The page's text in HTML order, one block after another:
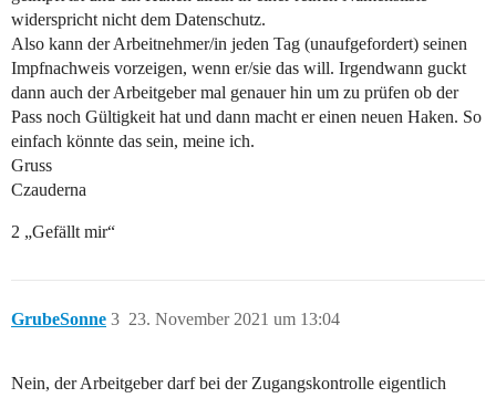
widerspricht nicht dem Datenschutz.
Also kann der Arbeitnehmer/in jeden Tag (unaufgefordert) seinen
Impfnachweis vorzeigen, wenn er/sie das will. Irgendwann guckt
dann auch der Arbeitgeber mal genauer hin um zu prüfen ob der
Pass noch Gültigkeit hat und dann macht er einen neuen Haken. So
einfach könnte das sein, meine ich.
Gruss
Czauderna
2 „Gefällt mir“
GrubeSonne 23. November 2021 um 13:04
3
Nein, der Arbeitgeber darf bei der Zugangskontrolle eigentlich